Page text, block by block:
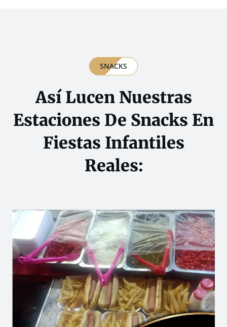
SNACKS
Así Lucen Nuestras
Estaciones De Snacks En
Fiestas Infantiles
Reales: